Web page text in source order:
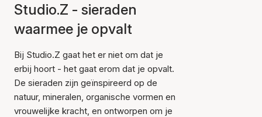
Studio.Z - sieraden
waarmee je opvalt
Bij Studio.Z gaat het er niet om dat je
erbij hoort - het gaat erom dat je opvalt.
De sieraden zijn geïnspireerd op de
natuur, mineralen, organische vormen en
vrouwelijke kracht, en ontworpen om je